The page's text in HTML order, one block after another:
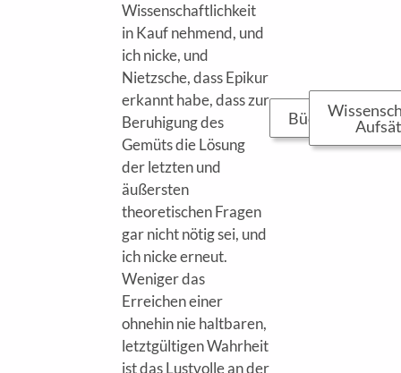
Wissenschaftlichkeit
in Kauf nehmend, und
ich nicke, und
Nietzsche, dass Epikur
erkannt habe, dass zur
Beruhigung des
Gemüts die Lösung
der letzten und
äußersten
theoretischen Fragen
gar nicht nötig sei, und
ich nicke erneut.
Weniger das
Erreichen einer
ohnehin nie haltbaren,
letztgültigen Wahrheit
ist das Lustvolle an der
Bücher...